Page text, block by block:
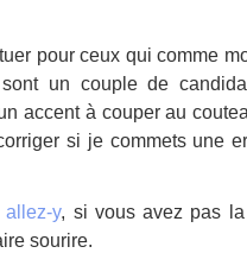
pour ceux qui comme
un couple de
accent à couper au
si je commets une
allez-y, si vous avez pas
sourire.